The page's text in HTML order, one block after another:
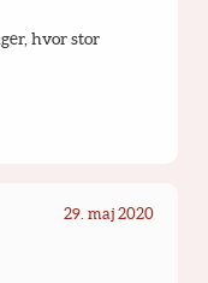
hvor stor
29. maj 2020